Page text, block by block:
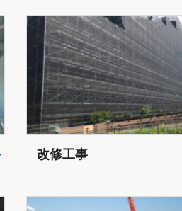
改修工事